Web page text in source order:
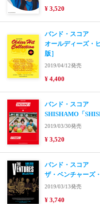
¥ 3,520
バンド・スコア
オールディーズ・
版］
2019/04/12発売
¥ 4,400
バンド・スコア
SHISHAMO「
2019/03/30発売
¥ 3,520
バンド・スコア
ザ・ベンチャーズ
2019/03/13発売
¥ 3,740